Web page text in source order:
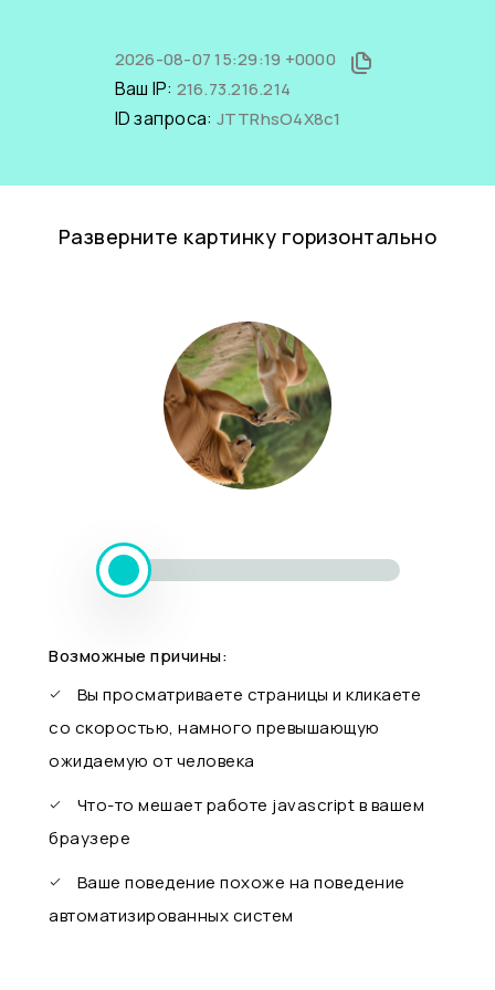
2026-08-07 15:29:19 +0000
Ваш IP: 216.73.216.214
ID запроса: JTTRhsO4X8c1
Разверните картинку горизонтально
Возможные причины:
Вы просматриваете страницы и кликаете
со скоростью, намного превышающую
ожидаемую от человека
Что-то мешает работе javascript в вашем
браузере
Ваше поведение похоже на поведение
автоматизированных систем